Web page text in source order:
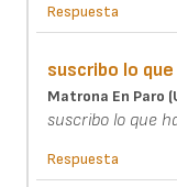
Respuesta
suscribo lo
Matrona En Paro
suscribo lo que
Respuesta